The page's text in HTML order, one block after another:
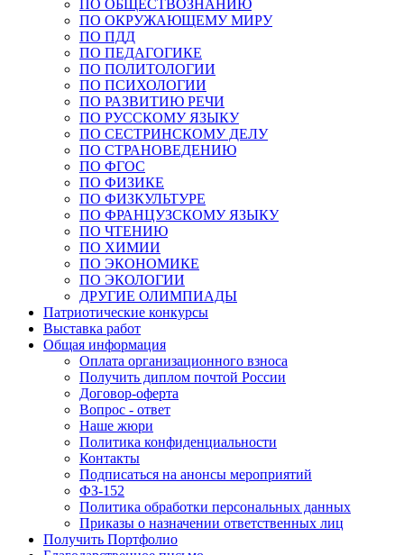
ПО ОБЩЕСТВОЗНАНИЮ
ПО ОКРУЖАЮЩЕМУ МИРУ
ПО ПДД
ПО ПЕДАГОГИКЕ
ПО ПОЛИТОЛОГИИ
ПО ПСИХОЛОГИИ
ПО РАЗВИТИЮ РЕЧИ
ПО РУССКОМУ ЯЗЫКУ
ПО СЕСТРИНСКОМУ ДЕЛУ
ПО СТРАНОВЕДЕНИЮ
ПО ФГОС
ПО ФИЗИКЕ
ПО ФИЗКУЛЬТУРЕ
ПО ФРАНЦУЗСКОМУ ЯЗЫКУ
ПО ЧТЕНИЮ
ПО ХИМИИ
ПО ЭКОНОМИКЕ
ПО ЭКОЛОГИИ
ДРУГИЕ ОЛИМПИАДЫ
Патриотические конкурсы
Выставка работ
Общая информация
Оплата организационного взноса
Получить диплом почтой России
Договор-оферта
Вопрос - ответ
Наше жюри
Политика конфиденциальности
Контакты
Подписаться на анонсы мероприятий
ФЗ-152
Политика обработки персональных данных
Приказы о назначении ответственных лиц
Получить Портфолио